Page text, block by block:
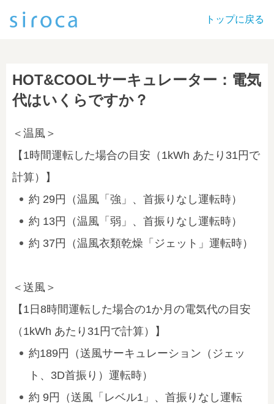
トップに戻る
HOT&COOLサーキュレーター：電気
代はいくらですか？
＜温風＞
【1時間運転した場合の目安（1kWh あたり31円で
計算）】
約 29円（温風「強」、首振りなし運転時）
約 13円（温風「弱」、首振りなし運転時）
約 37円（温風衣類乾燥「ジェット」運転時）
＜送風＞
【1日8時間運転した場合の1か月の電気代の目安
（1kWh あたり31円で計算）】
約189円（送風サーキュレーション（ジェッ
ト、3D首振り）運転時）
約 9円（送風「レベル1」、首振りなし運転